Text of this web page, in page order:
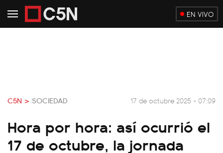
EN VIVO
C5N > SOCIEDAD 17 de octubre 2025 - 07:09
Hora por hora: así ocurrió el
17 de octubre, la jornada